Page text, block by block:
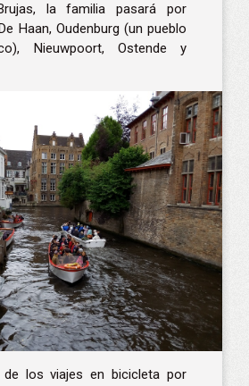
la familia pasará por
Haan, Oudenburg (un pueblo
Nieuwpoort, Ostende y
de losviajes en bicicleta por